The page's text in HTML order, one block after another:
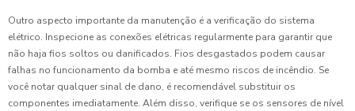
Outro aspecto importante da manutenção é a verificação do sistema
elétrico. Inspecione as conexões elétricas regularmente para garantir que
não haja fios soltos ou danificados. Fios desgastados podem causar
falhas no funcionamento da bomba e até mesmo riscos de incêndio. Se
você notar qualquer sinal de dano, é recomendável substituir os
componentes imediatamente. Além disso, verifique se os sensores de nível